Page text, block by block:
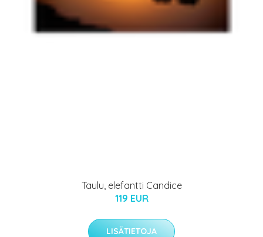
Taulu, elefantti Candice
119 EUR
LISÄTIETOJA